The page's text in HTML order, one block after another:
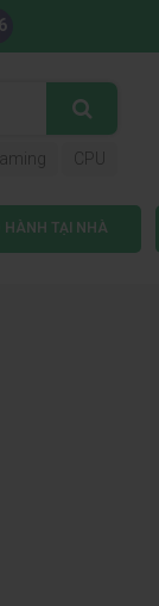
CPU
HÀNH TẠI NHÀ